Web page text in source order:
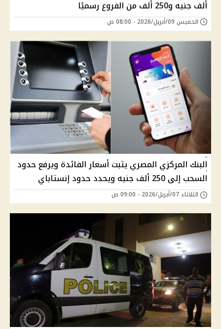
ألف جنيه و250 ألف من الفروع رسميًا
الخميس 09/أبريل/2026 - 08:00 ص
البنك المركزي المصري يثبت أسعار الفائدة ويرفع حدود
السحب إلى 250 ألف جنيه ويحدد حدود إنستاباي
الثلاثاء 07/أبريل/2026 - 09:00 ص